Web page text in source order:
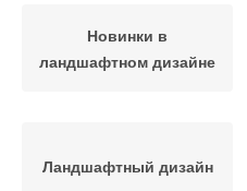
Новинки в
ландшафтном дизайне
Ландшафтный дизайн